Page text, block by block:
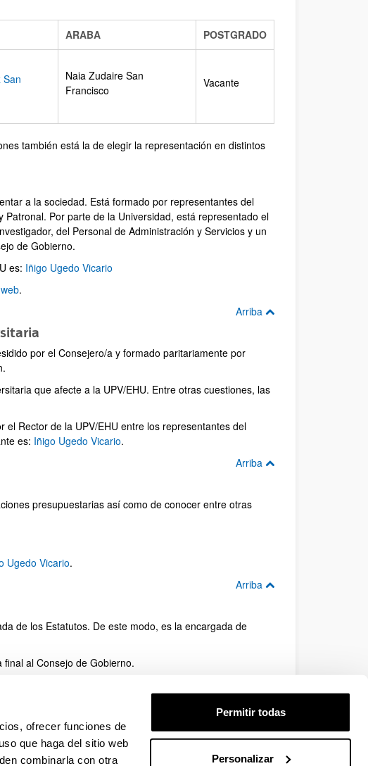
ofrecer funciones de
que haga del sitio web
combinarla con otra
Permitir todas
Personalizar
ARABA POSTGRADO
San
Naia Zudaire San
Francisco
Vacante
también está la de elegir la representación en distintos
a la sociedad. Está formado por representantes del
Por parte de la Universidad, está representado el
del Personal de Administración y Servicios y un
de Gobierno.
es: Iñigo Ugedo Vicario
.
Arriba
por el Consejero/a y formado paritariamente por
que afecte a la UPV/EHU. Entre otras cuestiones, las
Rector de la UPV/EHU entre los representantes del
es: Iñigo Ugedo Vicario.
Arriba
presupuestarias así como de conocer entre otras
Ugedo Vicario.
Arriba
de los Estatutos. De este modo, es la encargada de
al Consejo de Gobierno.
Arriba